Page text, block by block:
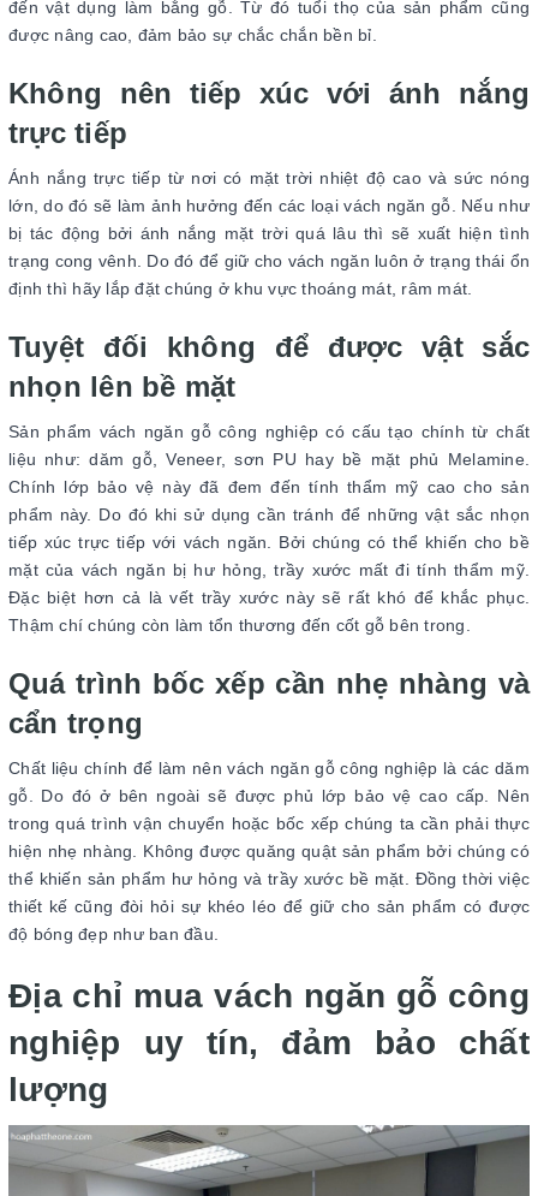
đến vật dụng làm bằng gỗ. Từ đó tuổi thọ của sản phẩm cũng
được nâng cao, đảm bảo sự chắc chắn bền bỉ.
Không nên tiếp xúc với ánh nắng
trực tiếp
Ánh nắng trực tiếp từ nơi có mặt trời nhiệt độ cao và sức nóng
lớn, do đó sẽ làm ảnh hưởng đến các loại vách ngăn gỗ. Nếu như
bị tác động bởi ánh nắng mặt trời quá lâu thì sẽ xuất hiện tình
trạng cong vênh. Do đó để giữ cho vách ngăn luôn ở trạng thái ổn
định thì hãy lắp đặt chúng ở khu vực thoáng mát, râm mát.
Tuyệt đối không để được vật sắc
nhọn lên bề mặt
Sản phẩm vách ngăn gỗ công nghiệp có cấu tạo chính từ chất
liệu như: dăm gỗ, Veneer, sơn PU hay bề mặt phủ Melamine.
Chính lớp bảo vệ này đã đem đến tính thẩm mỹ cao cho sản
phẩm này. Do đó khi sử dụng cần tránh để những vật sắc nhọn
tiếp xúc trực tiếp với vách ngăn. Bởi chúng có thể khiến cho bề
mặt của vách ngăn bị hư hỏng, trầy xước mất đi tính thẩm mỹ.
Đặc biệt hơn cả là vết trầy xước này sẽ rất khó để khắc phục.
Thậm chí chúng còn làm tổn thương đến cốt gỗ bên trong.
Quá trình bốc xếp cần nhẹ nhàng và
cẩn trọng
Chất liệu chính để làm nên vách ngăn gỗ công nghiệp là các dăm
gỗ. Do đó ở bên ngoài sẽ được phủ lớp bảo vệ cao cấp. Nên
trong quá trình vận chuyển hoặc bốc xếp chúng ta cần phải thực
hiện nhẹ nhàng. Không được quăng quật sản phẩm bởi chúng có
thể khiến sản phẩm hư hỏng và trầy xước bề mặt. Đồng thời việc
thiết kế cũng đòi hỏi sự khéo léo để giữ cho sản phẩm có được
độ bóng đẹp như ban đầu.
Địa chỉ mua vách ngăn gỗ công
nghiệp uy tín, đảm bảo chất
lượng